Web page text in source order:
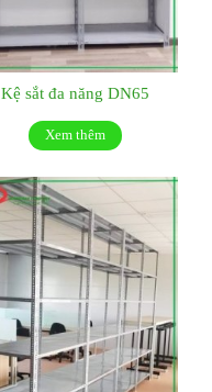
Kệ sắt đa năng DN65
Xem thêm